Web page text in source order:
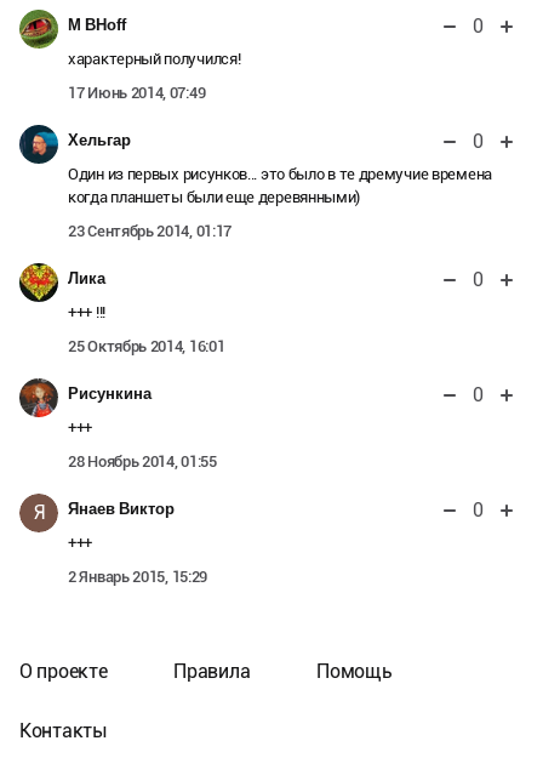
M BHoff 0
характерный получился!
17 Июнь 2014, 07:49
Хельгар 0
Один из первых рисунков... это было в те дремучие времена
когда планшеты были еще деревянными)
23 Сентябрь 2014, 01:17
Лика 0
+++ !!!
25 Октябрь 2014, 16:01
Рисункина 0
+++
28 Ноябрь 2014, 01:55
Я Янаев Виктор 0
+++
2 Январь 2015, 15:29
О проекте Правила Помощь
Контакты